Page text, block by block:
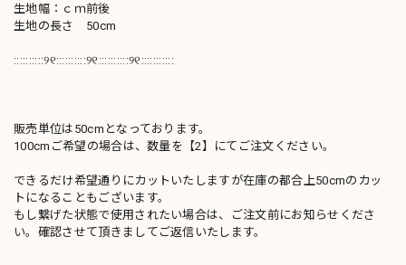
生地幅：ｃｍ前後
生地の長さ 50cm
::::::::::୨୧::::::::::୨୧::::::::::୨୧:::::::::::
販売単位は50cmとなっております。
100cmご希望の場合は、数量を【2】にてご注文ください。
できるだけ希望通りにカットいたしますが在庫の都合上50cmのカッ
トになることもございます。
もし繋げた状態で使用されたい場合は、ご注文前にお知らせくださ
い。確認させて頂きましてご返信いたします。